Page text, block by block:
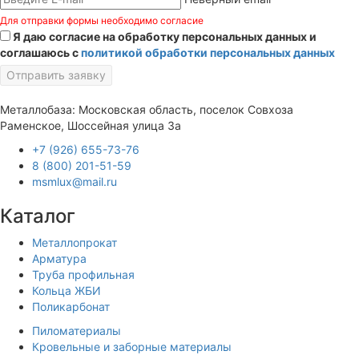
Для отправки формы необходимо согласие
Я даю согласие на обработку персональных данных и
соглашаюсь сполитикой обработки персональных данных
Отправить заявку
Металлобаза: Московская область, поселок Совхоза
Раменское, Шоссейная улица 3а
+7 (926) 655-73-76
8 (800) 201-51-59
msmlux@mail.ru
Каталог
Металлопрокат
Арматура
Труба профильная
Кольца ЖБИ
Поликарбонат
Пиломатериалы
Кровельные и заборные материалы